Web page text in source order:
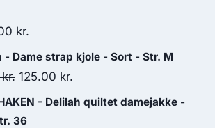
180.00 kr..
kr.
price
is:
- Dame strap kjole - Sort - Str. M
kr. Original
price
was:
125.00 kr.
price
- Delilah quiltet damejakke -
36